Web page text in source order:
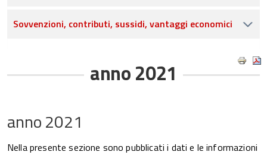
Sovvenzioni, contributi, sussidi, vantaggi economici
anno 2021
anno 2021
Nella presente sezione sono pubblicati i dati e le informazioni